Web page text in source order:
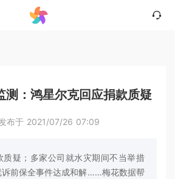
测：鸿星尔克回应捐款质疑
布于 2021/07/26 07:09
质疑；多家公司就水灾期间不当举措
诉前保全事件达成和解……梅花数据帮